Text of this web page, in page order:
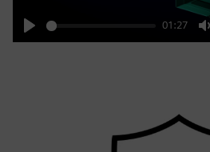
Play
01:27